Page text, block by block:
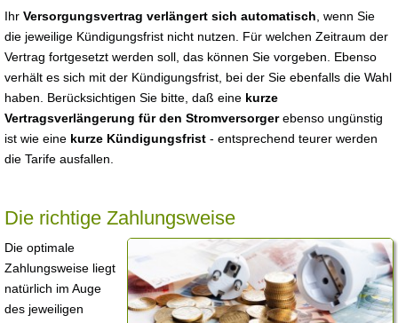
Ihr Versorgungsvertrag verlängert sich automatisch , wenn Sie
die jeweilige Kündigungsfrist nicht nutzen. Für welchen Zeitraum der
Vertrag fortgesetzt werden soll, das können Sie vorgeben. Ebenso
verhält es sich mit der Kündigungsfrist, bei der Sie ebenfalls die Wahl
haben. Berücksichtigen Sie bitte, daß eine kurze
Vertragsverlängerung für den Stromversorgerebenso ungünstig
ist wie eine kurze Kündigungsfrist - entsprechend teurer werden
die Tarife ausfallen.
Die richtige Zahlungsweise
Die optimale
Zahlungsweise liegt
natürlich im Auge
des jeweiligen